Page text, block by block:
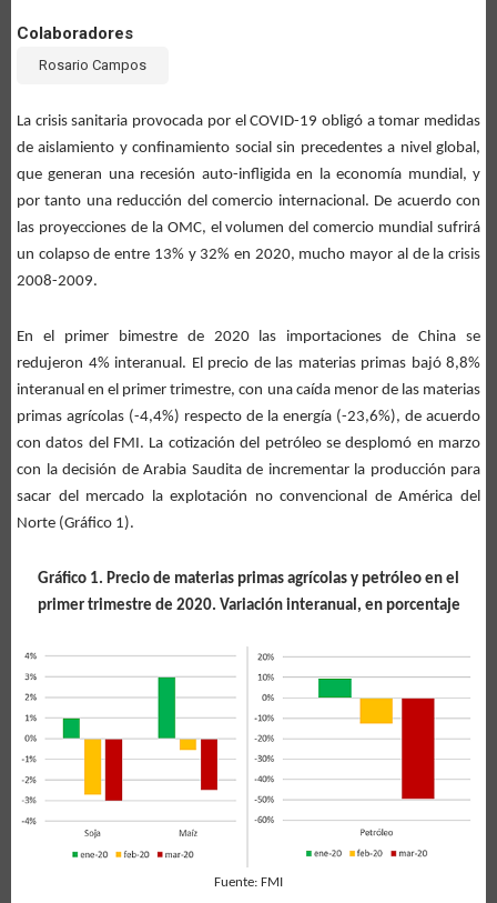
Colaboradores
Rosario Campos
La crisis sanitaria provocada por el COVID-19 obligó a tomar medidas
de aislamiento y confinamiento social sin precedentes a nivel global,
que generan una recesión auto-infligida en la economía mundial, y
por tanto una reducción del comercio internacional. De acuerdo con
las proyecciones de la OMC, el volumen del comercio mundial sufrirá
un colapso de entre 13% y 32% en 2020, mucho mayor al de la crisis
2008-2009.
En el primer bimestre de 2020 las importaciones de China se
redujeron 4% interanual. El precio de las materias primas bajó 8,8%
interanual en el primer trimestre, con una caída menor de las materias
primas agrícolas (-4,4%) respecto de la energía (-23,6%), de acuerdo
con datos del FMI. La cotización del petróleo se desplomó en marzo
con la decisión de Arabia Saudita de incrementar la producción para
sacar del mercado la explotación no convencional de América del
Norte (Gráfico 1).
Gráfico 1. Precio de materias primas agrícolas y petróleo en el
primer trimestre de 2020. Variación interanual, en porcentaje
Fuente: FMI